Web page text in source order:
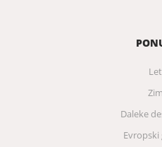
Daleke